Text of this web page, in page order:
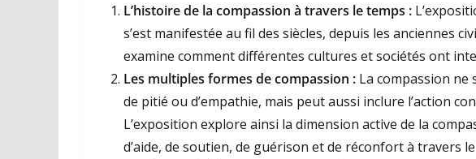
L’histoire de la compassion à travers le temps :
s’est manifestée au fil des siècles, depuis les anciennes
examine comment différentes cultures et sociétés ont
Les multiples formes de compassion : La compassion ne
de pitié ou d’empathie, mais peut aussi inclure l’action
L’exposition explore ainsi la dimension active de la
d’aide, de soutien, de guérison et de réconfort à travers